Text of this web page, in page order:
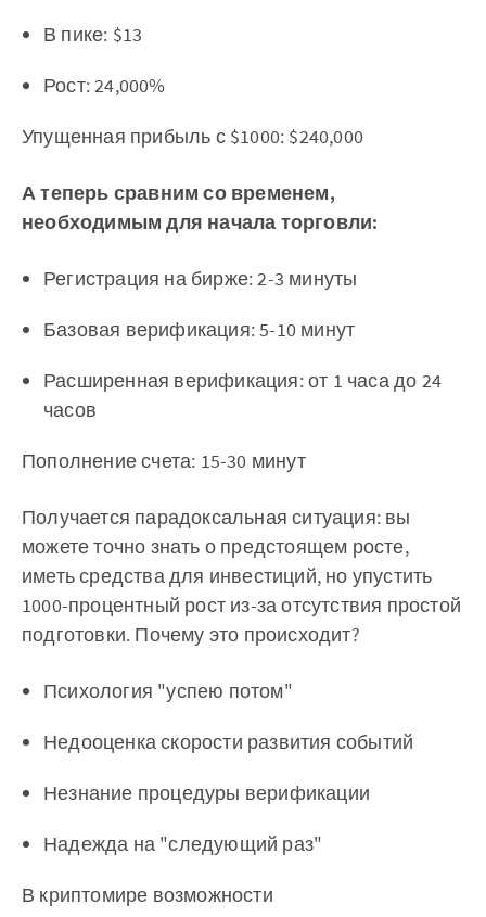
В пике: $13
Рост: 24,000%
Упущенная прибыль с $1000: $240,000
А теперь сравним со временем,
необходимым для начала торговли:
Регистрация на бирже: 2-3 минуты
Базовая верификация: 5-10 минут
Расширенная верификация: от 1 часа до 24
часов
Пополнение счета: 15-30 минут
Получается парадоксальная ситуация: вы
можете точно знать о предстоящем росте,
иметь средства для инвестиций, но упустить
1000-процентный рост из-за отсутствия простой
подготовки. Почему это происходит?
Психология "успею потом"
Недооценка скорости развития событий
Незнание процедуры верификации
Надежда на "следующий раз"
В криптомире возможности